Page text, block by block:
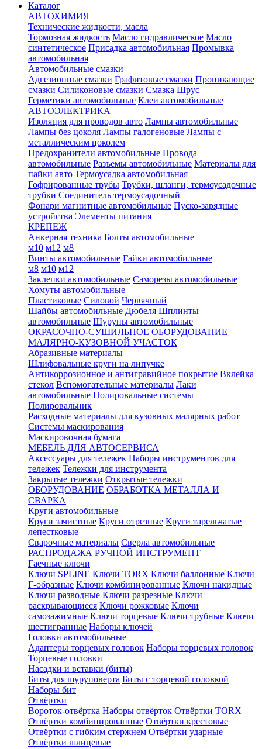
Каталог
АВТОХИМИЯ
Технические жидкости, масла
Тормозная жидкость Масло гидравлическое Масло
синтетическое Присадка автомобильная Промывка
автомобильная
Автомобильные смазки
Адгезионные смазки Графитовые смазки Проникающие
смазки Силиконовые смазки Смазка Шрус
Герметики автомобильные Клеи автомобильные
АВТОЭЛЕКТРИКА
Изоляция для проводов авто Лампы автомобильные
Лампы без цоколя Лампы галогеновые Лампы с
металлическим цоколем
Предохранители автомобильные Провода
автомобильные Разъемы автомобильные Материалы для
пайки авто Термоусадка автомобильная
Гофрированные трубы Трубки, шланги, термоусадочные
трубки Соединитель термоусадочный
Фонари магнитные автомобильные Пуско-зарядные
устройства Элементы питания
КРЕПЕЖ
Анкерная техника Болты автомобильные
м10 м12 м8
Винты автомобильные Гайки автомобильные
м8 м10 м12
Заклепки автомобильные Саморезы автомобильные
Хомуты автомобильные
Пластиковые Силовой Червячный
Шайбы автомобильные Дюбеля Шплинты
автомобильные Шурупы автомобильные
ОКРАСОЧНО-СУШИЛЬНОЕ ОБОРУДОВАНИЕ
МАЛЯРНО-КУЗОВНОЙ УЧАСТОК
Абразивные материалы
Шлифовальные круги на липучке
Антикоррозионное и антигравийное покрытие Вклейка
стекол Вспомогательные материалы Лаки
автомобильные Полировальные системы
Полировальник
Расходные материалы для кузовных малярных работ
Системы маскирования
Маскировочная бумага
МЕБЕЛЬ ДЛЯ АВТОСЕРВИСА
Аксессуары для тележек Наборы инструментов для
тележек Тележки для инструмента
Закрытые тележки Открытые тележки
ОБОРУДОВАНИЕ ОБРАБОТКА МЕТАЛЛА И
СВАРКА
Круги автомобильные
Круги зачистные Круги отрезные Круги тарельчатые
лепестковые
Сварочные материалы Сверла автомобильные
РАСПРОДАЖА РУЧНОЙ ИНСТРУМЕНТ
Гаечные ключи
Ключи SPLINE Ключи TORX Ключи баллонные Ключи
Г-образные Ключи комбинированные Ключи накидные
Ключи разводные Ключи разрезные Ключи
раскрывающиеся Ключи рожковые Ключи
самозажимные Ключи торцевые Ключи трубные Ключи
шестигранные Наборы ключей
Головки автомобильные
Адаптеры торцевых головок Наборы торцевых головок
Торцевые головки
Насадки и вставки (биты)
Биты для шуруповерта Биты с торцевой головкой
Наборы бит
Отвёртки
Вороток-отвёртка Наборы отвёрток Отвёртки TORX
Отвёртки комбинированные Отвёртки крестовые
Отвёртки с гибким стержнем Отвёртки ударные
Отвёртки шлицевые